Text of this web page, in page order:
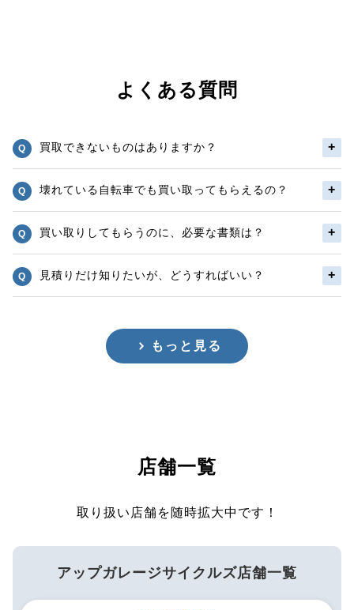
よくある質問
買取できないものはありますか？
壊れている自転車でも買い取ってもらえるの？
買い取りしてもらうのに、必要な書類は？
見積りだけ知りたいが、どうすればいい？
もっと見る
店舗一覧
取り扱い店舗を随時拡大中です！
アップガレージサイクルズ店舗一覧